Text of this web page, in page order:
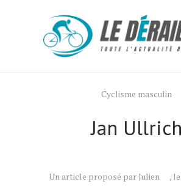
Cyclisme masculin
Jan Ullrich
Un article proposé par Julien ,
Tests de produits